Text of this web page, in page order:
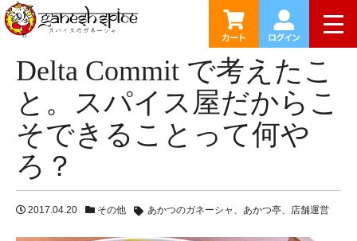
HOME ブログ
Delta Commit で考えたこと。スパイス屋
Delta Commit で考えたこ
と。スパイス屋だからこ
そできることって何や
ろ？
2017.04.20 その他 あかつのガネーシャ あかつ亭 店舗運営